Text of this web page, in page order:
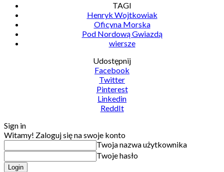
TAGI
Henryk Wojtkowiak
Oficyna Morska
Pod Nordową Gwiazdą
wiersze
Udostępnij
Facebook
Twitter
Pinterest
Linkedin
ReddIt
Sign in
Witamy! Zaloguj się na swoje konto
Twoja nazwa użytkownika
Twoje hasło